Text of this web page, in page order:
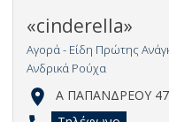
«cinderella»
Αγορά - Είδη Πρώτης
Ανδρικά Ρούχα
Α ΠΑΠΑΝΔΡΕΟΥ 47